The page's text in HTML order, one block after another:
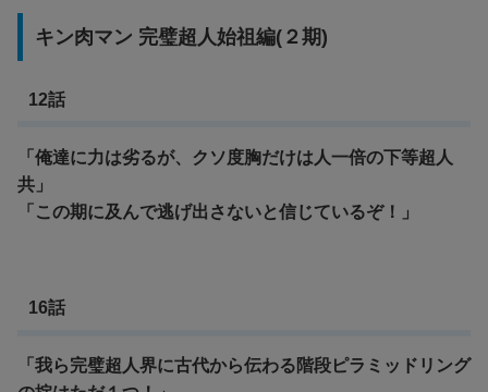
キン肉マン 完璧超人始祖編(２期)
12話
「俺達に力は劣るが、クソ度胸だけは人一倍の下等超人
共」
「この期に及んで逃げ出さないと信じているぞ！」
16話
「我ら完璧超人界に古代から伝わる階段ピラミッドリング